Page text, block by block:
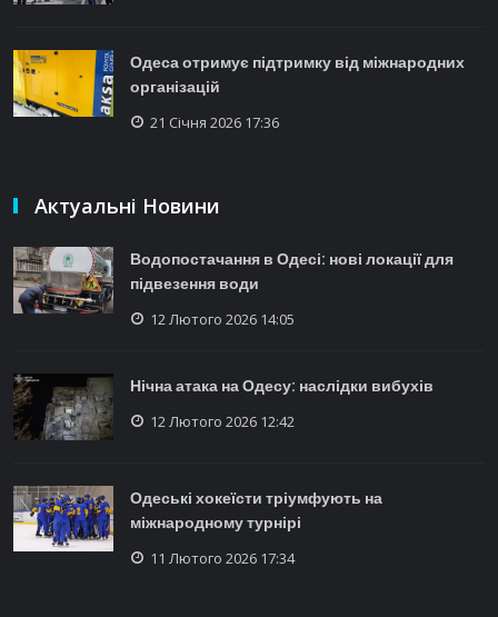
Одеса отримує підтримку від міжнародних
організацій
21 Січня 2026 17:36
Актуальні Новини
Водопостачання в Одесі: нові локації для
підвезення води
12 Лютого 2026 14:05
Нічна атака на Одесу: наслідки вибухів
12 Лютого 2026 12:42
Одеські хокеїсти тріумфують на
міжнародному турнірі
11 Лютого 2026 17:34